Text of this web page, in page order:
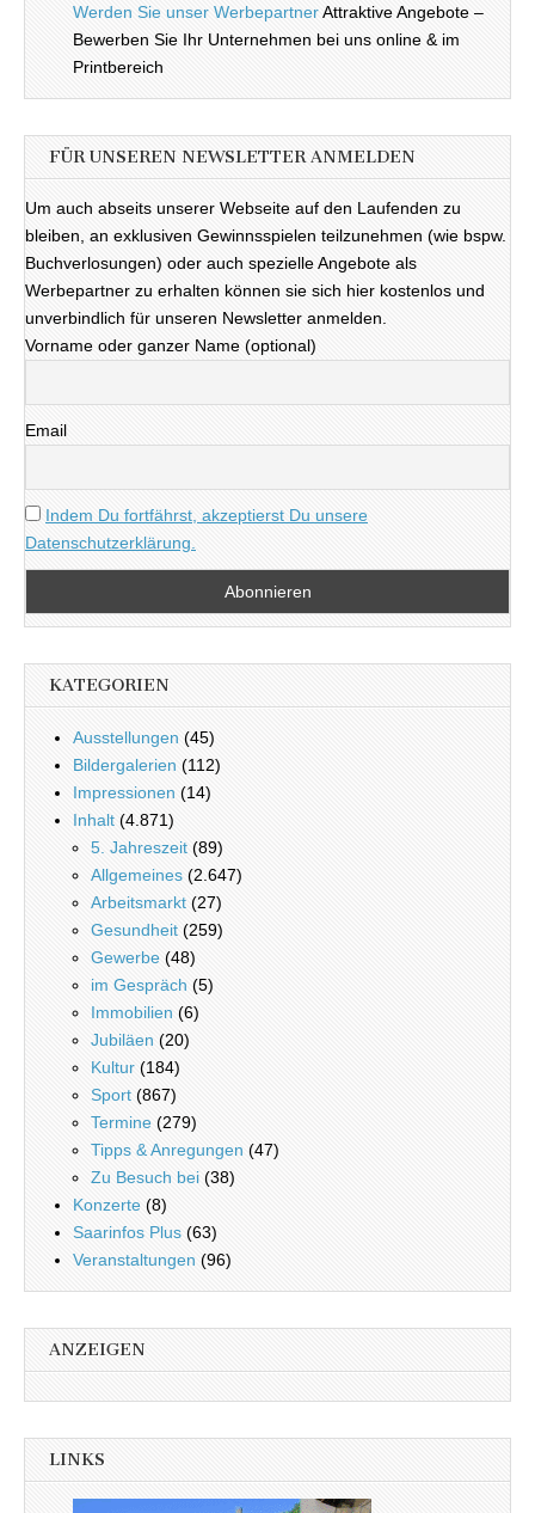
Werden Sie unser WerbepartnerAttraktive Angebote –
Bewerben Sie Ihr Unternehmen bei uns online & im
Printbereich
FÜR UNSEREN NEWSLETTER ANMELDEN
Um auch abseits unserer Webseite auf den Laufenden zu
bleiben, an exklusiven Gewinnsspielen teilzunehmen (wie bspw.
Buchverlosungen) oder auch spezielle Angebote als
Werbepartner zu erhalten können sie sich hier kostenlos und
unverbindlich für unseren Newsletter anmelden.
Vorname oder ganzer Name (optional)
Email
Indem Du fortfährst, akzeptierst Du unsere
Datenschutzerklärung.
KATEGORIEN
Ausstellungen (45)
Bildergalerien (112)
Impressionen (14)
Inhalt (4.871)
5. Jahreszeit (89)
Allgemeines (2.647)
Arbeitsmarkt (27)
Gesundheit (259)
Gewerbe (48)
im Gespräch (5)
Immobilien (6)
Jubiläen (20)
Kultur (184)
Sport (867)
Termine (279)
Tipps & Anregungen (47)
Zu Besuch bei (38)
Konzerte (8)
Saarinfos Plus (63)
Veranstaltungen (96)
ANZEIGEN
LINKS